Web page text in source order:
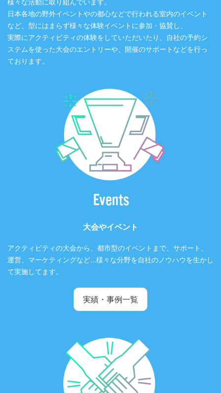
様々な活動に取り組んでいます。
日本各地の野外イベントやの都心などで行われる室内のイベント
など、型にはまらず様々な体験イベントに参加・協賛し、
実際にアクティビティの体験をしていただいたり、自社の予約シ
ステムを使った大会のエントリーや、開催のサポートなどを行っ
ております。
大会やイベント
アクティビティの大会から、都市型のイベントまで、サポート、
運営、マーケティングなど...様々な分野を自社のノウハウを生かし
て実施してます。
実績・事例一覧